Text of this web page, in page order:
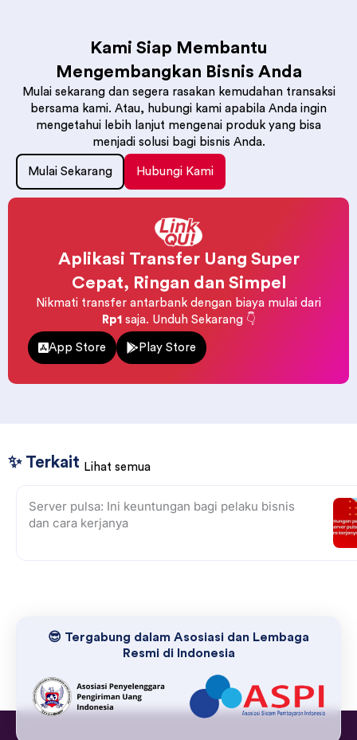
Kami Siap Membantu
Mengembangkan Bisnis Anda
Mulai sekarang dan segera rasakan kemudahan transaksi
bersama kami. Atau, hubungi kami apabila Anda ingin
mengetahui lebih lanjut mengenai produk yang bisa
menjadi solusi bagi bisnis Anda.
Mulai Sekarang Hubungi Kami
Aplikasi Transfer Uang Super
Cepat, Ringan dan Simpel
Nikmati transfer antarbank dengan biaya mulai dari
Rp1 saja. Unduh Sekarang 👇
App Store Play Store
✨ Terkait Lihat semua
Server pulsa: Ini keuntungan bagi pelaku bisnis
dan cara kerjanya
😎 Tergabung dalam Asosiasi dan Lembaga
Resmi di Indonesia